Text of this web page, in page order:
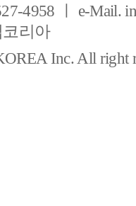
4958 ㅣ e-Mail.
리아
Inc. All right